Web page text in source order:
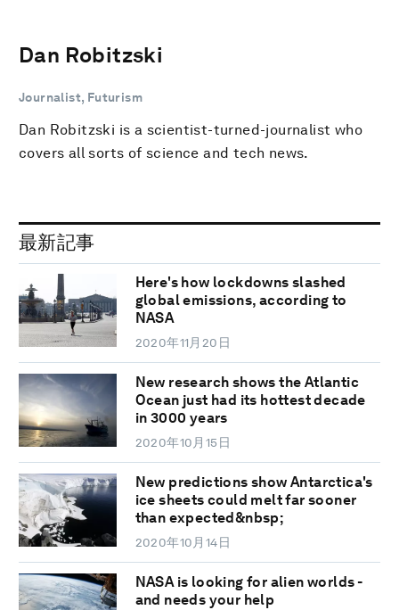
Dan Robitzski
Journalist, Futurism
Dan Robitzski is a scientist-turned-journalist who
covers all sorts of science and tech news.
最新記事
Here's how lockdowns slashed
global emissions, according to
NASA
2020年11月20日
New research shows the Atlantic
Ocean just had its hottest decade
in 3000 years
2020年10月15日
New predictions show Antarctica's
ice sheets could melt far sooner
than expected&nbsp;
2020年10月14日
NASA is looking for alien worlds -
and needs your help